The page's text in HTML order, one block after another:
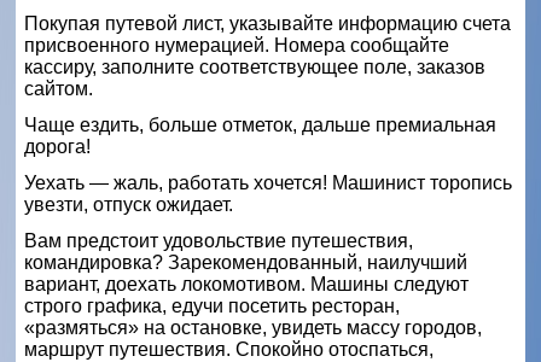
Покупая путевой лист, указывайте информацию счета
присвоенного нумерацией. Номера сообщайте
кассиру, заполните соответствующее поле, заказов
сайтом.
Чаще ездить, больше отметок, дальше премиальная
дорога!
Уехать — жаль, работать хочется! Машинист торопись
увезти, отпуск ожидает.
Вам предстоит удовольствие путешествия,
командировка? Зарекомендованный, наилучший
вариант, доехать локомотивом. Машины следуют
строго графика, едучи посетить ресторан,
«размяться» на остановке, увидеть массу городов,
маршрут путешествия. Спокойно отоспаться,